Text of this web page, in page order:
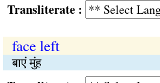
:
face left
बाएं मुंह